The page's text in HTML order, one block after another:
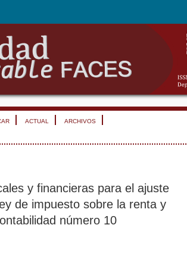
ACTUAL ARCHIVOS
y financieras para el ajuste
de impuesto sobre la renta y
número 10